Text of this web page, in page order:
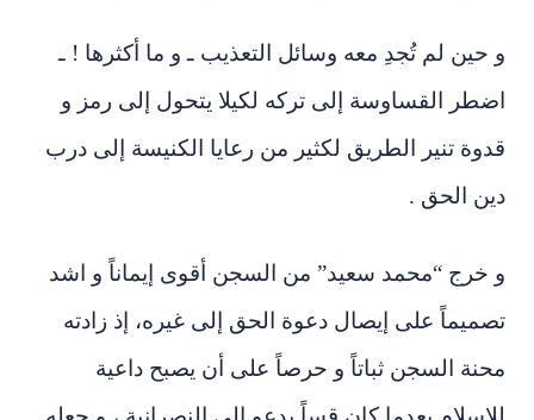
و حين لم تُجدِ معه وسائل التعذيب ـ و ما أكثرها ! ـ
اضطر القساوسة إلى تركه لكيلا يتحول إلى رمز و
قدوة تنير الطريق لكثير من رعايا الكنيسة إلى درب
دين الحق .
و خرج “محمد سعيد” من السجن أقوى إيماناً و اشد
تصميماً على إيصال دعوة الحق إلى غيره، إذ زادته
محنة السجن ثباتاً و حرصاً على أن يصبح داعية